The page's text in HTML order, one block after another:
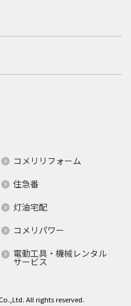
コメリリフォーム
住急番
灯油宅配
コメリパワー
電動工具・機械レンタル
サービス
All rights reserved.